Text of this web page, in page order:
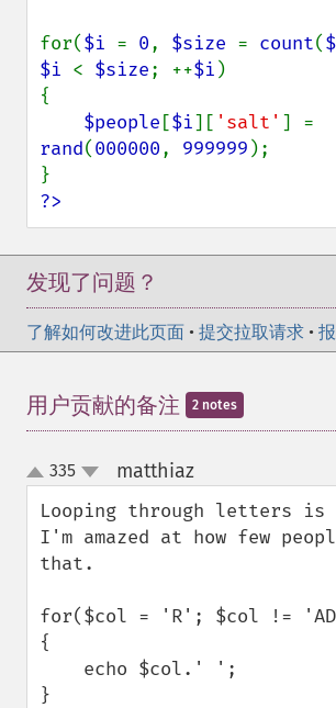
for($i = 0, $size = count(
$i < $size; ++$i )
{
$people [$i][ 'salt'
rand(000000, 999999 );
?>
发现了问题？
了解如何改进此页面 • 提交拉取请求 •
用户贡献的备注 2 notes
up
down
335 matthiaz¶
Looping through letters is
I'm amazed at how few
that.
for($col = 'R'; $col !=
{
}